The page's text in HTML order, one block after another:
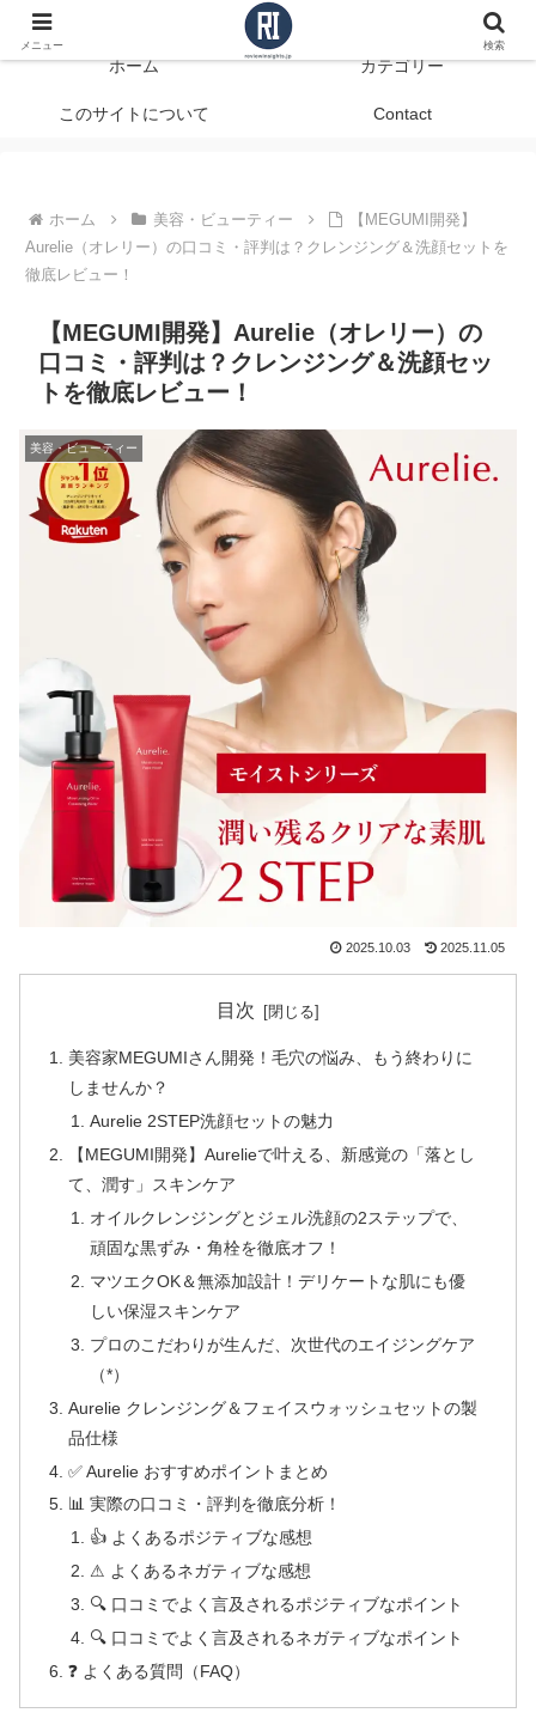
データで見る、本当に役立つ商品レビュー
ホーム カテゴリー
このサイトについて Contact
ホーム 美容・ビューティー
【MEGUMI開発】
Aurelie（オレリー）の口コミ・評判は？クレンジング＆洗顔セットを
徹底レビュー！
【MEGUMI開発】Aurelie（オレリー）の
口コミ・評判は？クレンジング＆洗顔セッ
トを徹底レビュー！
美容・ビューティー
2025.10.03 2025.11.05
目次
美容家MEGUMIさん開発！毛穴の悩み、もう終わりに
しませんか？
Aurelie 2STEP洗顔セットの魅力
【MEGUMI開発】Aurelieで叶える、新感覚の「落とし
て、潤す」スキンケア
オイルクレンジングとジェル洗顔の2ステップで、
頑固な黒ずみ・角栓を徹底オフ！
マツエクOK＆無添加設計！デリケートな肌にも優
しい保湿スキンケア
プロのこだわりが生んだ、次世代のエイジングケア
（*）
Aurelie クレンジング＆フェイスウォッシュセットの製
品仕様
✅ Aurelie おすすめポイントまとめ
📊 実際の口コミ・評判を徹底分析！
👍 よくあるポジティブな感想
⚠ よくあるネガティブな感想
🔍 口コミでよく言及されるポジティブなポイント
🔍 口コミでよく言及されるネガティブなポイント
❓ よくある質問（FAQ）
メニュー 検索